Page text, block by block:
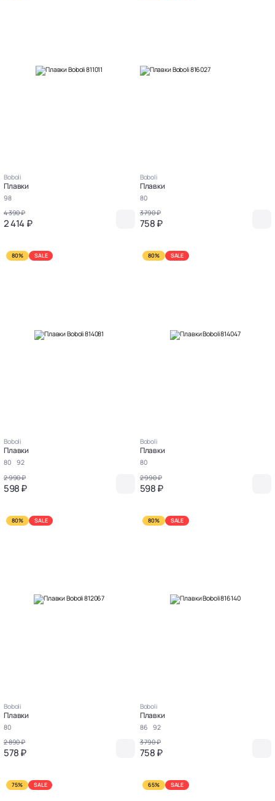
Boboli
Плавки
98
4 390 ₽
2 414 ₽
Boboli
Плавки
80
3 790 ₽
758 ₽
80% SALE
Boboli
Плавки
80
92
2 990 ₽
598 ₽
80% SALE
Boboli
Плавки
80
2 990 ₽
598 ₽
80% SALE
Boboli
Плавки
80
2 890 ₽
578 ₽
80% SALE
Boboli
Плавки
86
92
3 790 ₽
758 ₽
75% SALE 65% SALE